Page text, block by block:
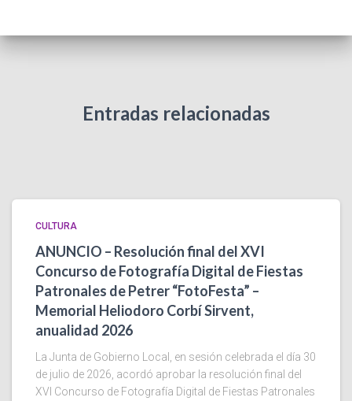
Entradas relacionadas
CULTURA
ANUNCIO – Resolución final del XVI
Concurso de Fotografía Digital de Fiestas
Patronales de Petrer “FotoFesta” –
Memorial Heliodoro Corbí Sirvent,
anualidad 2026
La Junta de Gobierno Local, en sesión celebrada el día 30
de julio de 2026, acordó aprobar la resolución final del
XVI Concurso de Fotografía Digital de Fiestas Patronales